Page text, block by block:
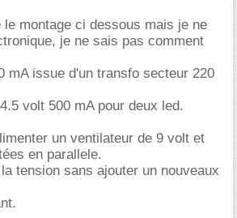
le montage ci dessous mais je ne
je ne sais pas comment
mA issue d'un transfo secteur 220
volt 500 mA pour deux led.
un ventilateur de 9 volt et
en parallele.
tension sans ajouter un nouveaux